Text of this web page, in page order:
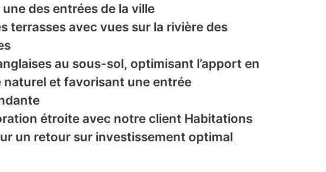
des entrées de la ville
terrasses avec vues sur la rivière des
au sous-sol, optimisant l’apport en
naturel et favorisant une entrée
étroite avec notre client Habitations
un retour sur investissement optimal